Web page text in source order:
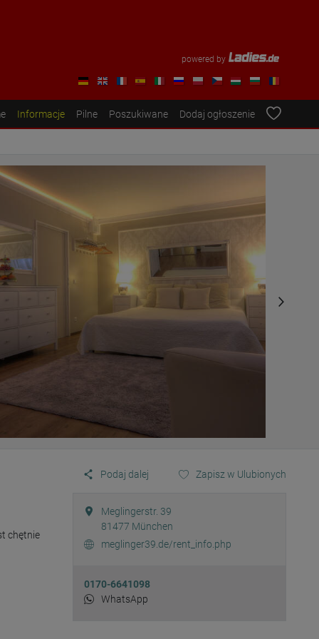
powered by
Informacje Pilne Poszukiwane Dodaj ogłoszenie
chętnie
Podaj dalej Zapisz w Ulubionych
Meglingerstr. 39
81477 München
meglinger39.de/rent_info.php
0170-6641098
WhatsApp